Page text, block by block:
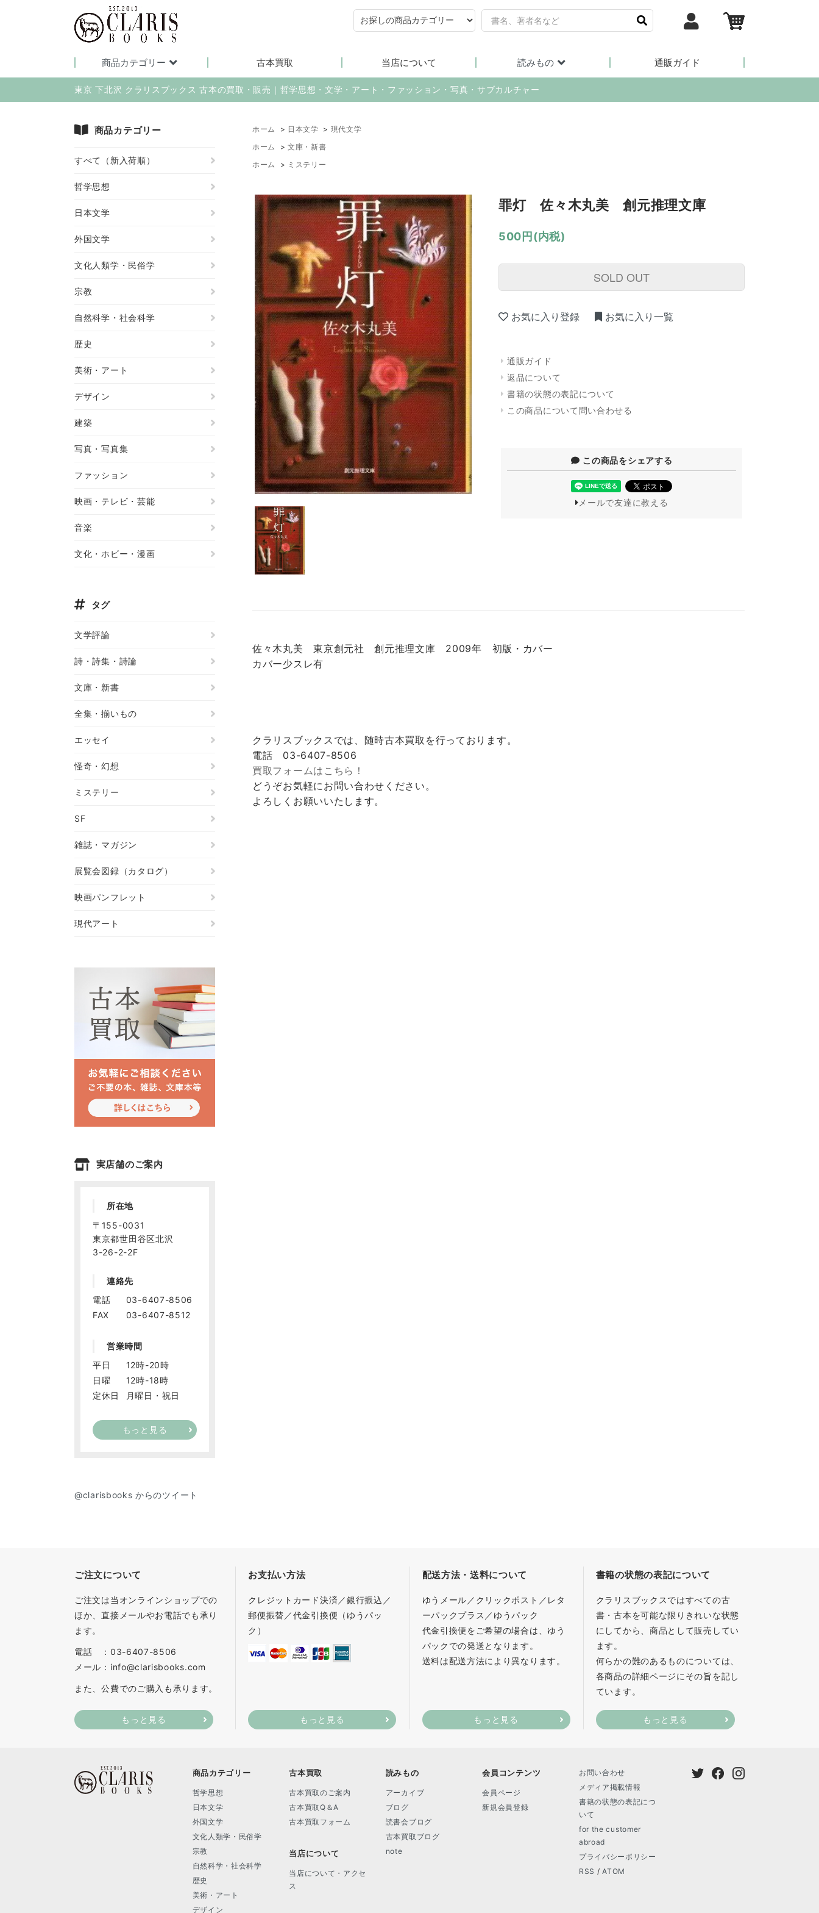
商品カテゴリー 古本買取 当店について 読みもの 通販ガイド
東京 下北沢 クラリスブックス 古本の買取・販売｜哲学思想・文学・アート・ファッション・写真・サブカルチャー
ホーム > 日本文学 > 現代文学
ホーム
> 文庫・新書
ホーム
> ミステリー
罪灯 佐々木丸美 創元推理文庫
500円(内税)
SOLD OUT
お気に入り登録 お気に入り一覧
通販ガイド
返品について
書籍の状態の表記について
この商品について問い合わせる
この商品をシェアする
メールで友達に教える
佐々木丸美 東京創元社 創元推理文庫 2009年 初版・カバー
カバー少スレ有
クラリスブックスでは、随時古本買取を行っております。
電話 03-6407-8506
買取フォームはこちら！
どうぞお気軽にお問い合わせください。
よろしくお願いいたします。
商品カテゴリー
すべて（新入荷順）
哲学思想
日本文学
外国文学
文化人類学・民俗学
宗教
自然科学・社会科学
歴史
美術・アート
デザイン
建築
写真・写真集
ファッション
映画・テレビ・芸能
音楽
文化・ホビー・漫画
タグ
文学評論
詩・詩集・詩論
文庫・新書
全集・揃いもの
エッセイ
怪奇・幻想
ミステリー
SF
雑誌・マガジン
展覧会図録（カタログ）
映画パンフレット
現代アート
実店舗のご案内
所在地
〒155-0031
東京都世田谷区北沢
3-26-2-2F
連絡先
電話
03-6407-8506
FAX
03-6407-8512
営業時間
平日
12時-20時
日曜
12時-18時
定休日
月曜日・祝日
もっと見る
@clarisbooks からのツイート
ご注文について
ご注文は当オンラインショップでの
ほか、直接メールやお電話でも承り
ます。
電話 ：03-6407-8506
メール：info@clarisbooks.com
また、公費でのご購入も承ります。
もっと見る
お支払い方法
クレジットカード決済／銀行振込／
郵便振替／代金引換便（ゆうパッ
ク）
もっと見る
配送方法・送料について
ゆうメール／クリックポスト／レタ
ーパックプラス／ゆうパック
代金引換便をご希望の場合は、ゆう
パックでの発送となります。
送料は配送方法により異なります。
もっと見る
書籍の状態の表記について
クラリスブックスではすべての古
書・古本を可能な限りきれいな状態
にしてから、商品として販売してい
ます。
何らかの難のあるものについては、
各商品の詳細ページにその旨を記し
ています。
もっと見る
商品カテゴリー
哲学思想
日本文学
外国文学
文化人類学・民俗学
宗教
自然科学・社会科学
歴史
美術・アート
デザイン
古本買取
古本買取のご案内
古本買取Q＆A
古本買取フォーム
当店について
当店について・アクセ
ス
読みもの
アーカイブ
ブログ
読書会ブログ
古本買取ブログ
note
会員コンテンツ
会員ページ
新規会員登録
お問い合わせ
メディア掲載情報
書籍の状態の表記につ
いて
for the customer
abroad
プライバシーポリシー
RSS /ATOM